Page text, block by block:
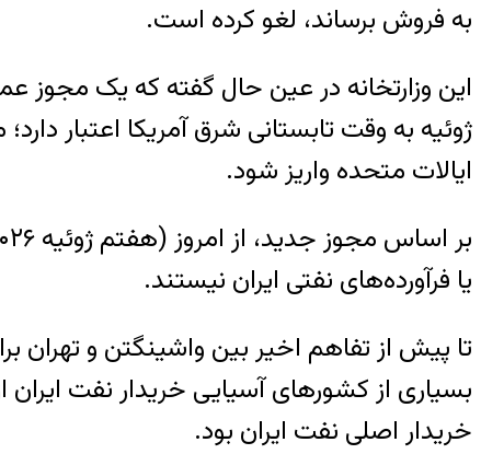
به فروش برساند، لغو کرده است.
ژوئیه به وقت تابستانی شرق آمریکا اعتبار
ایالات متحده واریز شود.
یا فرآورده‌های نفتی ایران نیستند.
تا پیش از تفاهم اخیر بین واشینگتن و تهران
بسیاری از کشورهای آسیایی خریدار نفت
خریدار اصلی نفت ایران بود.